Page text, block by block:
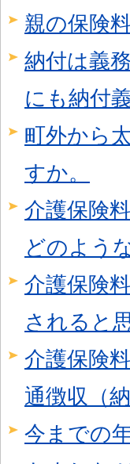
親の保険
納付は義
にも納付
町外から
すか。
介護保険
どのよう
介護保険
されると
介護保険
通徴収（
今までの